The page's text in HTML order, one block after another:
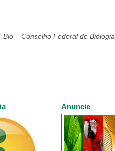
– Conselho Federal de Biologia
Anuncie